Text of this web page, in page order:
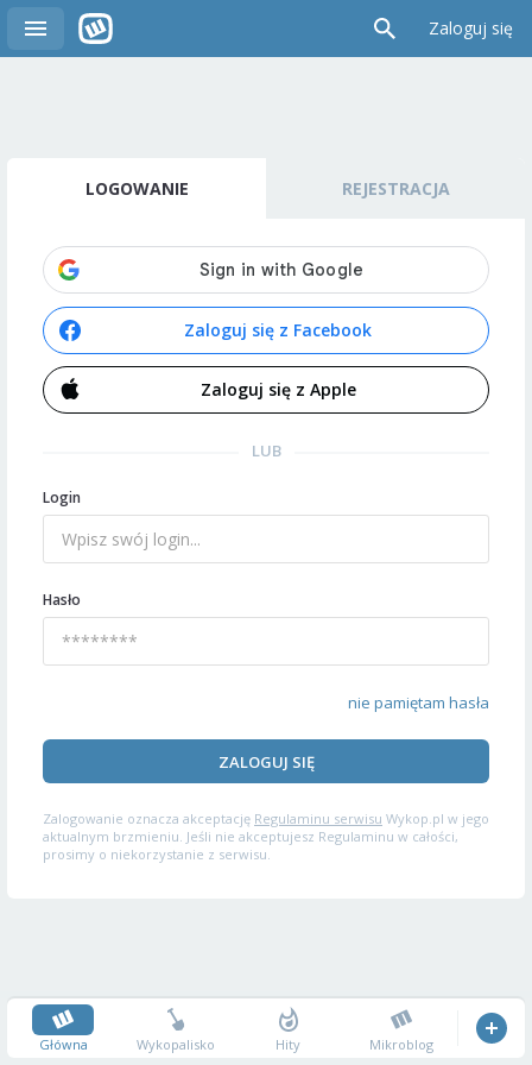
Zaloguj się
LOGOWANIE REJESTRACJA
Zaloguj się z Facebook
Zaloguj się z Apple
LUB
Login
Hasło
nie pamiętam hasła
ZALOGUJ SIĘ
Zalogowanie oznacza akceptację Regulaminu serwisu Wykop.pl w jego
aktualnym brzmieniu. Jeśli nie akceptujesz Regulaminu w całości,
prosimy o niekorzystanie z serwisu.
Główna Wykopalisko Hity Mikroblog